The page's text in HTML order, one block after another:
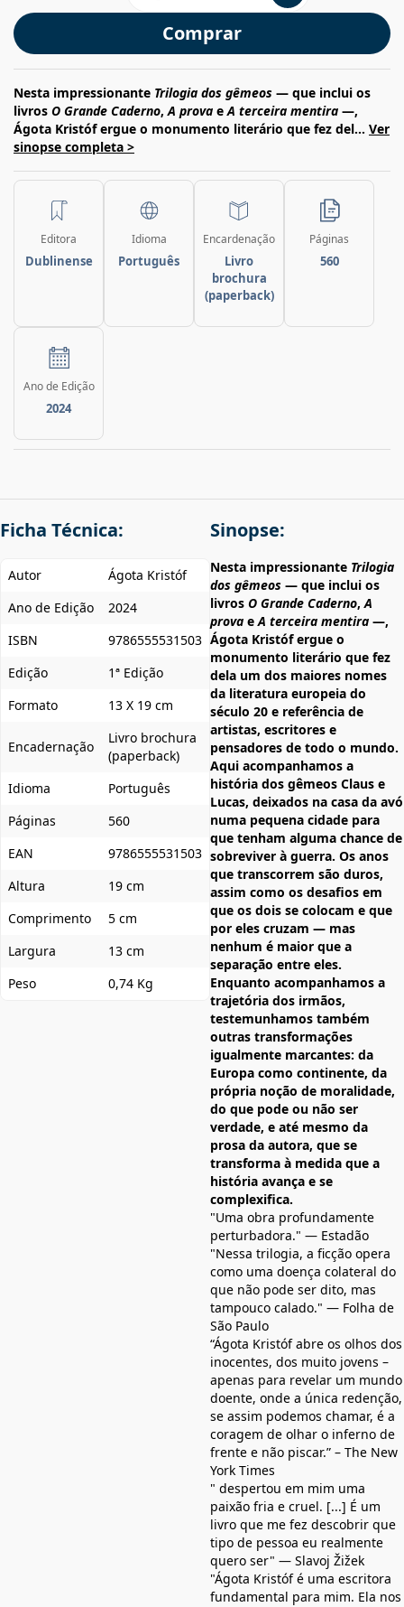
Comprar
Nesta impressionante Trilogia dos gêmeos — que inclui os
livros O Grande Caderno,A prova eA terceira mentira —,
Ágota Kristóf ergue o monumento literário que fez del... Ver
sinopse completa >
Editora
Dublinense
Idioma
Português
Encardenação
Livro
brochura
(paperback)
Páginas
560
Ano de Edição
2024
Ficha Técnica:
Autor
Ágota Kristóf
Ano de Edição
2024
ISBN
9786555531503
Edição
1ª Edição
Formato
13 X 19 cm
Encadernação
Livro brochura
(paperback)
Idioma
Português
Páginas
560
EAN
9786555531503
Altura
19 cm
Comprimento
5 cm
Largura
13 cm
Peso
0,74 Kg
Sinopse:
Nesta impressionante Trilogia
dos gêmeos — que inclui os
livros O Grande Caderno,A
prova eA terceira mentira —,
Ágota Kristóf ergue o
monumento literário que fez
dela um dos maiores nomes
da literatura europeia do
século 20 e referência de
artistas, escritores e
pensadores de todo o mundo.
Aqui acompanhamos a
história dos gêmeos Claus e
Lucas, deixados na casa da avó
numa pequena cidade para
que tenham alguma chance de
sobreviver à guerra. Os anos
que transcorrem são duros,
assim como os desafios em
que os dois se colocam e que
por eles cruzam — mas
nenhum é maior que a
separação entre eles.
Enquanto acompanhamos a
trajetória dos irmãos,
testemunhamos também
outras transformações
igualmente marcantes: da
Europa como continente, da
própria noção de moralidade,
do que pode ou não ser
verdade, e até mesmo da
prosa da autora, que se
transforma à medida que a
história avança e se
complexifica.
"Uma obra profundamente
perturbadora." — Estadão
"Nessa trilogia, a ficção opera
como uma doença colateral do
que não pode ser dito, mas
tampouco calado." — Folha de
São Paulo
“Ágota Kristóf abre os olhos dos
inocentes, dos muito jovens –
apenas para revelar um mundo
doente, onde a única redenção,
se assim podemos chamar, é a
coragem de olhar o inferno de
frente e não piscar.” – The New
York Times
" despertou em mim uma
paixão fria e cruel. [...] É um
livro que me fez descobrir que
tipo de pessoa eu realmente
quero ser" — Slavoj Žižek
"Ágota Kristóf é uma escritora
fundamental para mim. Ela nos